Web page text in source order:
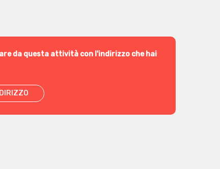
da questa attività con l'indirizzo che hai